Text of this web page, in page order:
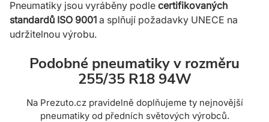
Pneumatiky jsou vyráběny podle certifikovaných
standardů ISO 9001 a spl­ňují požadavky UNECE na
udržitelnou výrobu.
Podobné pneumatiky v rozměru
255/35 R18 94W
Na Prezuto.cz pravidelně doplňujeme ty nejnovější
pneumatiky od předních světových výrobců.